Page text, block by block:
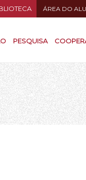
ÁREA DO
PESQUISA